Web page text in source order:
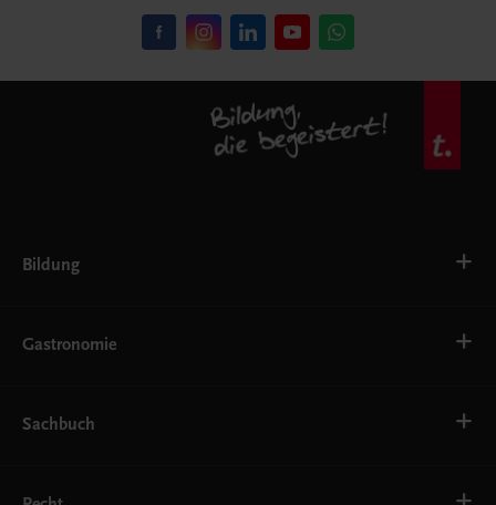
Bildung
AHS
EWF/ZWF
FW
Gastronomie
Getränke
Service
Sachbuch